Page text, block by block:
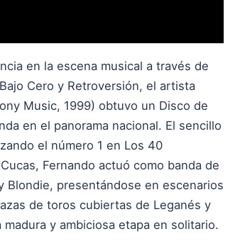
en la escena musical a través de
Cero y Retroversión, el artista
Music, 1999) obtuvo un Disco de
en el panorama nacional. El sencillo
el número 1 en Los 40
Fernando actuó como banda de
Blondie, presentándose en escenarios
de toros cubiertas de Leganés y
y ambiciosa etapa en solitario.